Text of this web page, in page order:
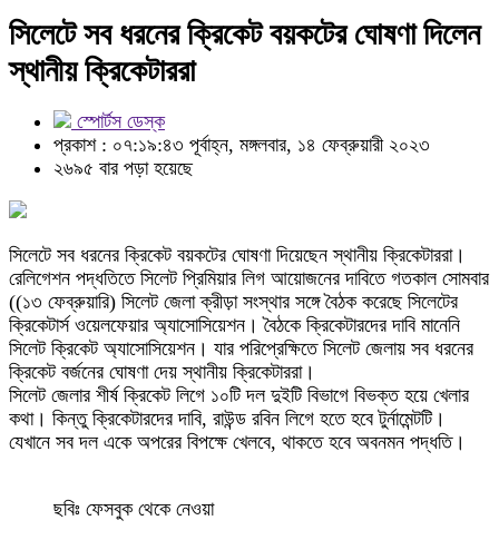
সিলেটে সব ধরনের ক্রিকেট বয়কটের ঘোষণা দিলেন
স্থানীয় ক্রিকেটাররা
স্পোর্টস ডেস্ক
প্রকাশ : ০৭:১৯:৪৩ পূর্বাহ্ন, মঙ্গলবার, ১৪ ফেব্রুয়ারী ২০২৩
২৬৯৫ বার পড়া হয়েছে
সিলেটে সব ধরনের ক্রিকেট বয়কটের ঘোষণা দিয়েছেন স্থানীয় ক্রিকেটাররা।
রেলিগেশন পদ্ধতিতে সিলেট প্রিমিয়ার লিগ আয়োজনের দাবিতে গতকাল সোমবার
((১৩ ফেব্রুয়ারি) সিলেট জেলা ক্রীড়া সংস্থার সঙ্গে বৈঠক করেছে সিলেটের
ক্রিকেটার্স ওয়েলফেয়ার অ্যাসোসিয়েশন। বৈঠকে ক্রিকেটারদের দাবি মানেনি
সিলেট ক্রিকেট অ্যাসোসিয়েশন। যার পরিপ্রেক্ষিতে সিলেট জেলায় সব ধরনের
ক্রিকেট বর্জনের ঘোষণা দেয় স্থানীয় ক্রিকেটাররা।
সিলেট জেলার শীর্ষ ক্রিকেট লিগে ১০টি দল দুইটি বিভাগে বিভক্ত হয়ে খেলার
কথা। কিন্তু ক্রিকেটারদের দাবি, রাউন্ড রবিন লিগে হতে হবে টুর্নামেন্টটি।
যেখানে সব দল একে অপরের বিপক্ষে খেলবে, থাকতে হবে অবনমন পদ্ধতি।
ছবিঃ ফেসবুক থেকে নেওয়া